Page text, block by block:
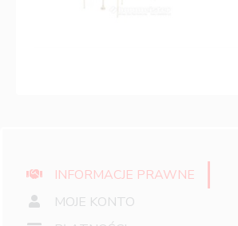
INFORMACJE PRAWNE
MOJE KONTO